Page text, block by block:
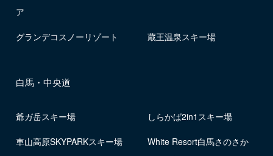
ア
グランデコスノーリゾート 蔵王温泉スキー場
白馬・中央道
爺ガ岳スキー場 しらかば2in1スキー場
車山高原SKYPARKスキー場
White Resort白馬さのさか